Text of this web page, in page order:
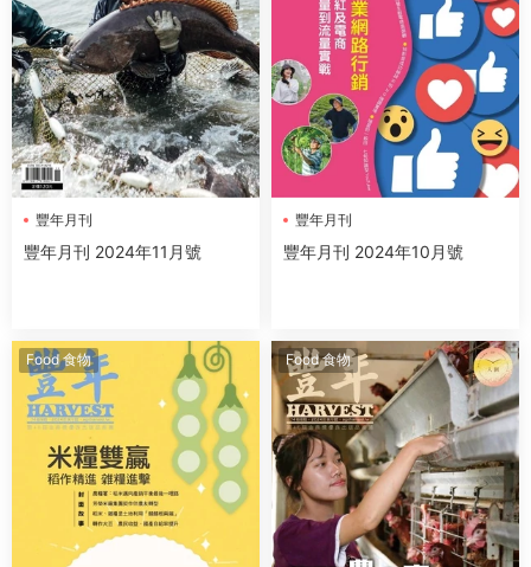
豐年月刊
豐年月刊 2024年11月號
豐年月刊
豐年月刊 2024年10月號
Food 食物 Food 食物